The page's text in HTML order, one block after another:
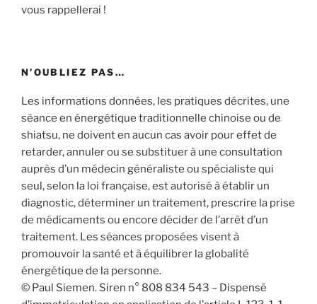
vous rappellerai !
N’OUBLIEZ PAS…
Les informations données, les pratiques décrites, une
séance en énergétique traditionnelle chinoise ou de
shiatsu, ne doivent en aucun cas avoir pour effet de
retarder, annuler ou se substituer à une consultation
auprès d’un médecin généraliste ou spécialiste qui
seul, selon la loi française, est autorisé à établir un
diagnostic, déterminer un traitement, prescrire la prise
de médicaments ou encore décider de l’arrêt d’un
traitement. Les séances proposées visent à
promouvoir la santé et à équilibrer la globalité
énergétique de la personne.
© Paul Siemen. Siren n° 808 834 543 – Dispensé